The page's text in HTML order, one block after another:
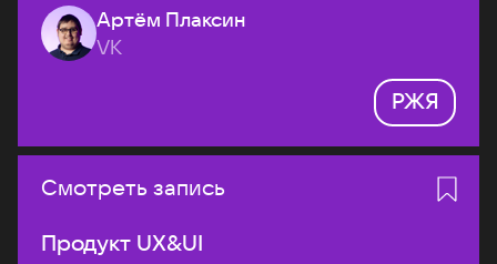
Артём Плаксин
VK
РЖЯ
Смотреть запись
Продукт UX&UI